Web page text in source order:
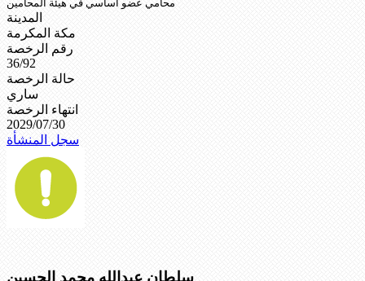
محامي عضو أساسي في هيئة المحامين
المدينة
مكة المكرمة
رقم الرخصة
36/92
حالة الرخصة
ساري
انتهاء الرخصة
2029/07/30
سجل المنشأة
سلطان عبدالله محمد الحسين